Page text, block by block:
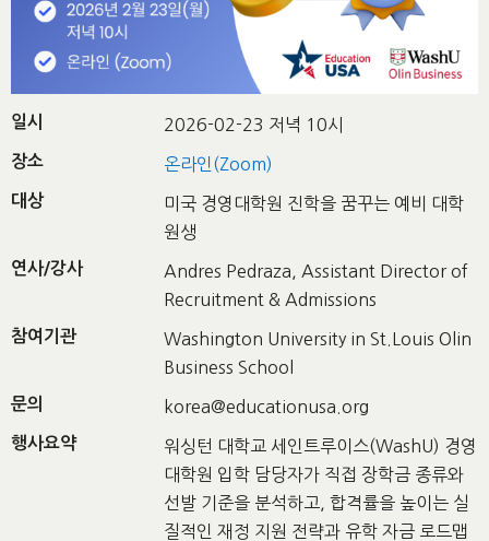
일시 2026-02-23 저녁 10시
장소 온라인(Zoom)
대상
미국 경영대학원 진학을 꿈꾸는 예비 대학
원생
연사/강사
Andres Pedraza, Assistant Director of
Recruitment & Admissions
참여기관
Washington University in St.Louis Olin
Business School
문의 korea@educationusa.org
행사요약
워싱턴 대학교 세인트루이스(WashU) 경영
대학원 입학 담당자가 직접 장학금 종류와
선발 기준을 분석하고, 합격률을 높이는 실
질적인 재정 지원 전략과 유학 자금 로드맵